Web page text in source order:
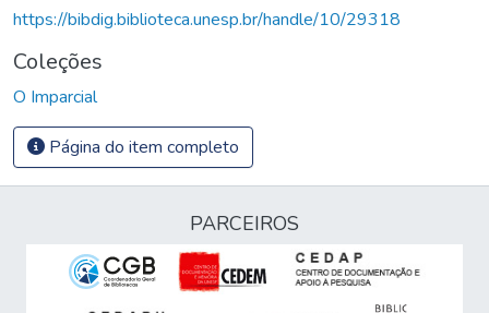
https://bibdig.biblioteca.unesp.br/handle/10/29318
Coleções
O Imparcial
Página do item completo
PARCEIROS